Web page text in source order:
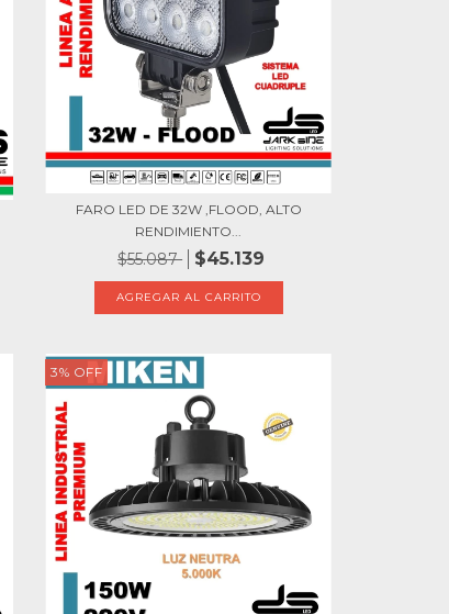
FARO LED DE 32W ,FLOOD, ALTO
RENDIMIENTO...
$55.087 $45.139
3% OFF